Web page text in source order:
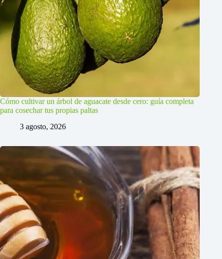
Cómo cultivar un árbol de aguacate desde cero: guía completa
para cosechar tus propias paltas
3 agosto, 2026